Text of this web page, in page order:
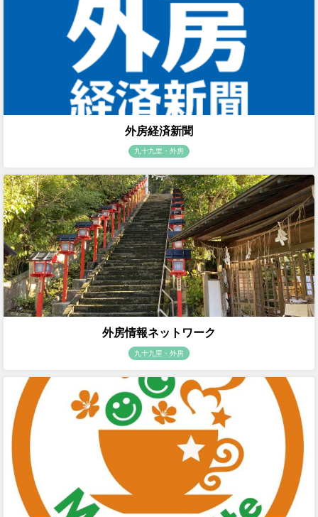
外房経済新聞
九十九里・外房
外房情報ネットワーク
九十九里・外房